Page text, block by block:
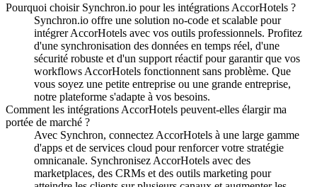
Pourquoi choisir Synchron.io pour les intégrations AccorHotels ?
Synchron.io offre une solution no-code et scalable pour
intégrer AccorHotels avec vos outils professionnels. Profitez
d'une synchronisation des données en temps réel, d'une
sécurité robuste et d'un support réactif pour garantir que vos
workflows AccorHotels fonctionnent sans problème. Que
vous soyez une petite entreprise ou une grande entreprise,
notre plateforme s'adapte à vos besoins.
Comment les intégrations AccorHotels peuvent-elles élargir ma
portée de marché ?
Avec Synchron, connectez AccorHotels à une large gamme
d'apps et de services cloud pour renforcer votre stratégie
omnicanale. Synchronisez AccorHotels avec des
marketplaces, des CRMs et des outils marketing pour